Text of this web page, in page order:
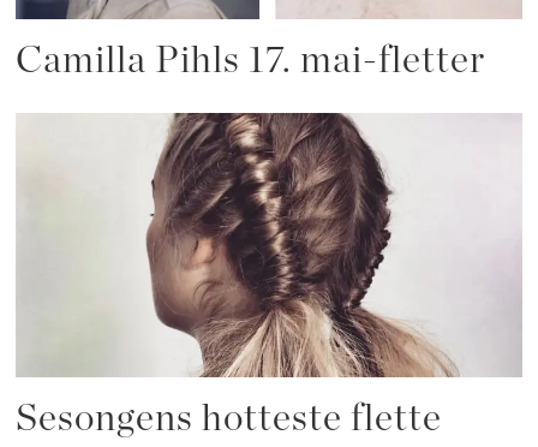
Camilla Pihls 17. mai-fletter
Sesongens hotteste flette